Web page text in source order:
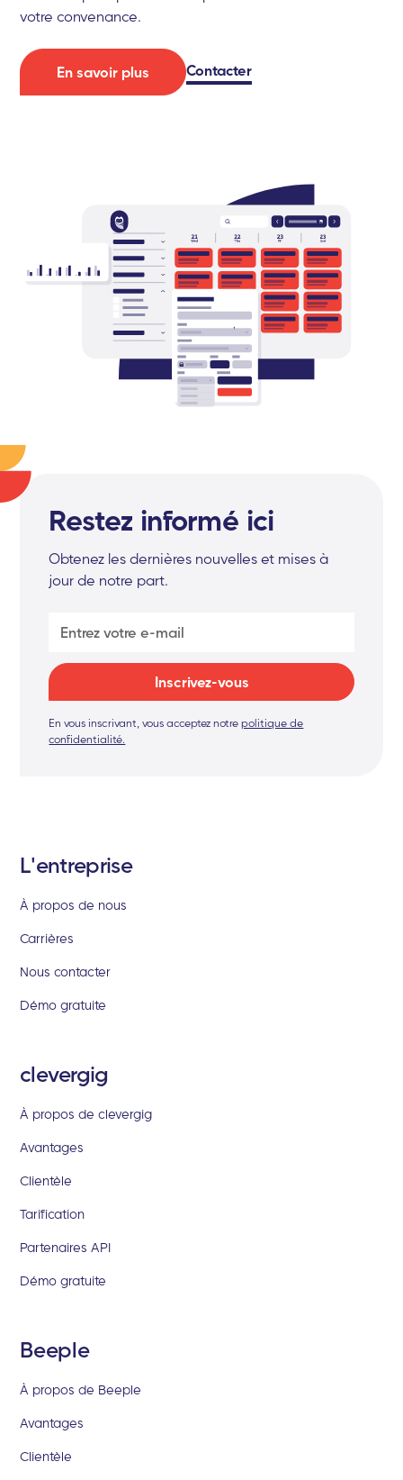
votre convenance.
En savoir plus Contacter
Restez informé ici
Obtenez les dernières nouvelles et mises à
jour de notre part.
En vous inscrivant, vous acceptez notrepolitique de
confidentialité.
L'entreprise
À propos de nous
Carrières
Nous contacter
Démo gratuite
clevergig
À propos de clevergig
Avantages
Clientèle
Tarification
Partenaires API
Démo gratuite
Beeple
À propos de Beeple
Avantages
Clientèle